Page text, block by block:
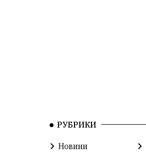
РУБРИКИ
Новини